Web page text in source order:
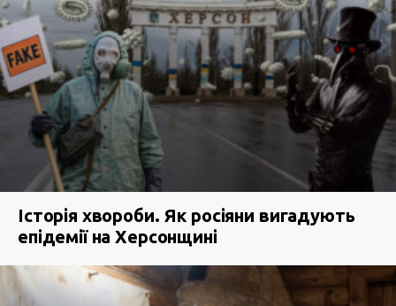
Історія хвороби. Як росіяни вигадують
епідемії на Херсонщині